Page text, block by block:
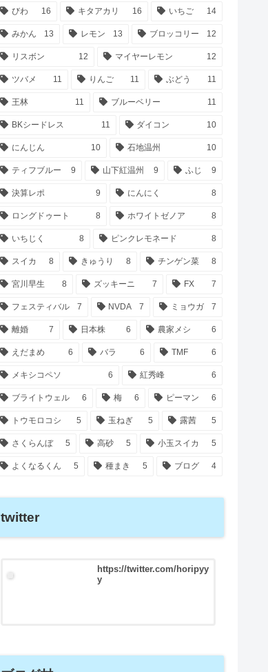
びわ 16 キタアカリ 16 いちご 14
みかん 13 レモン 13 ブロッコリー 12
リスボン 12 マイヤーレモン 12
ツバメ 11 りんご 11 ぶどう 11
王林 11 ブルーベリー 11
BKシードレス 11 ダイコン 10
にんじん 10 石地温州 10
ティフブルー 9 山下紅温州 9 ふじ 9
決算レポ 9 にんにく 8
ロングドゥート 8 ホワイトゼノア 8
いちじく 8 ピンクレモネード 8
スイカ 8 きゅうり 8 チンゲン菜 8
宮川早生 8 ズッキーニ 7 FX 7
フェスティバル 7 NVDA 7 ミョウガ 7
離婚 7 日本株 6 農家メシ 6
えだまめ 6 バラ 6 TMF 6
メキシコペソ 6 紅秀峰 6
ブライトウェル 6 梅 6 ピーマン 6
トウモロコシ 5 玉ねぎ 5 露茜 5
さくらんぼ 5 高砂 5 小玉スイカ 5
よくなるくん 5 種まき 5 ブログ 4
twitter
https://twitter.com/horipyy
y